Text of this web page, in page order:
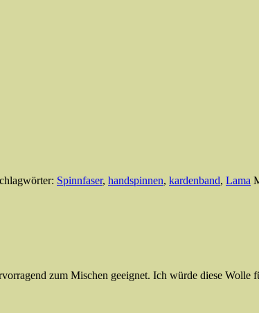
Spinnfaser, handspinnen, kardenband, Lama
zum Mischen geeignet. Ich würde diese Wolle